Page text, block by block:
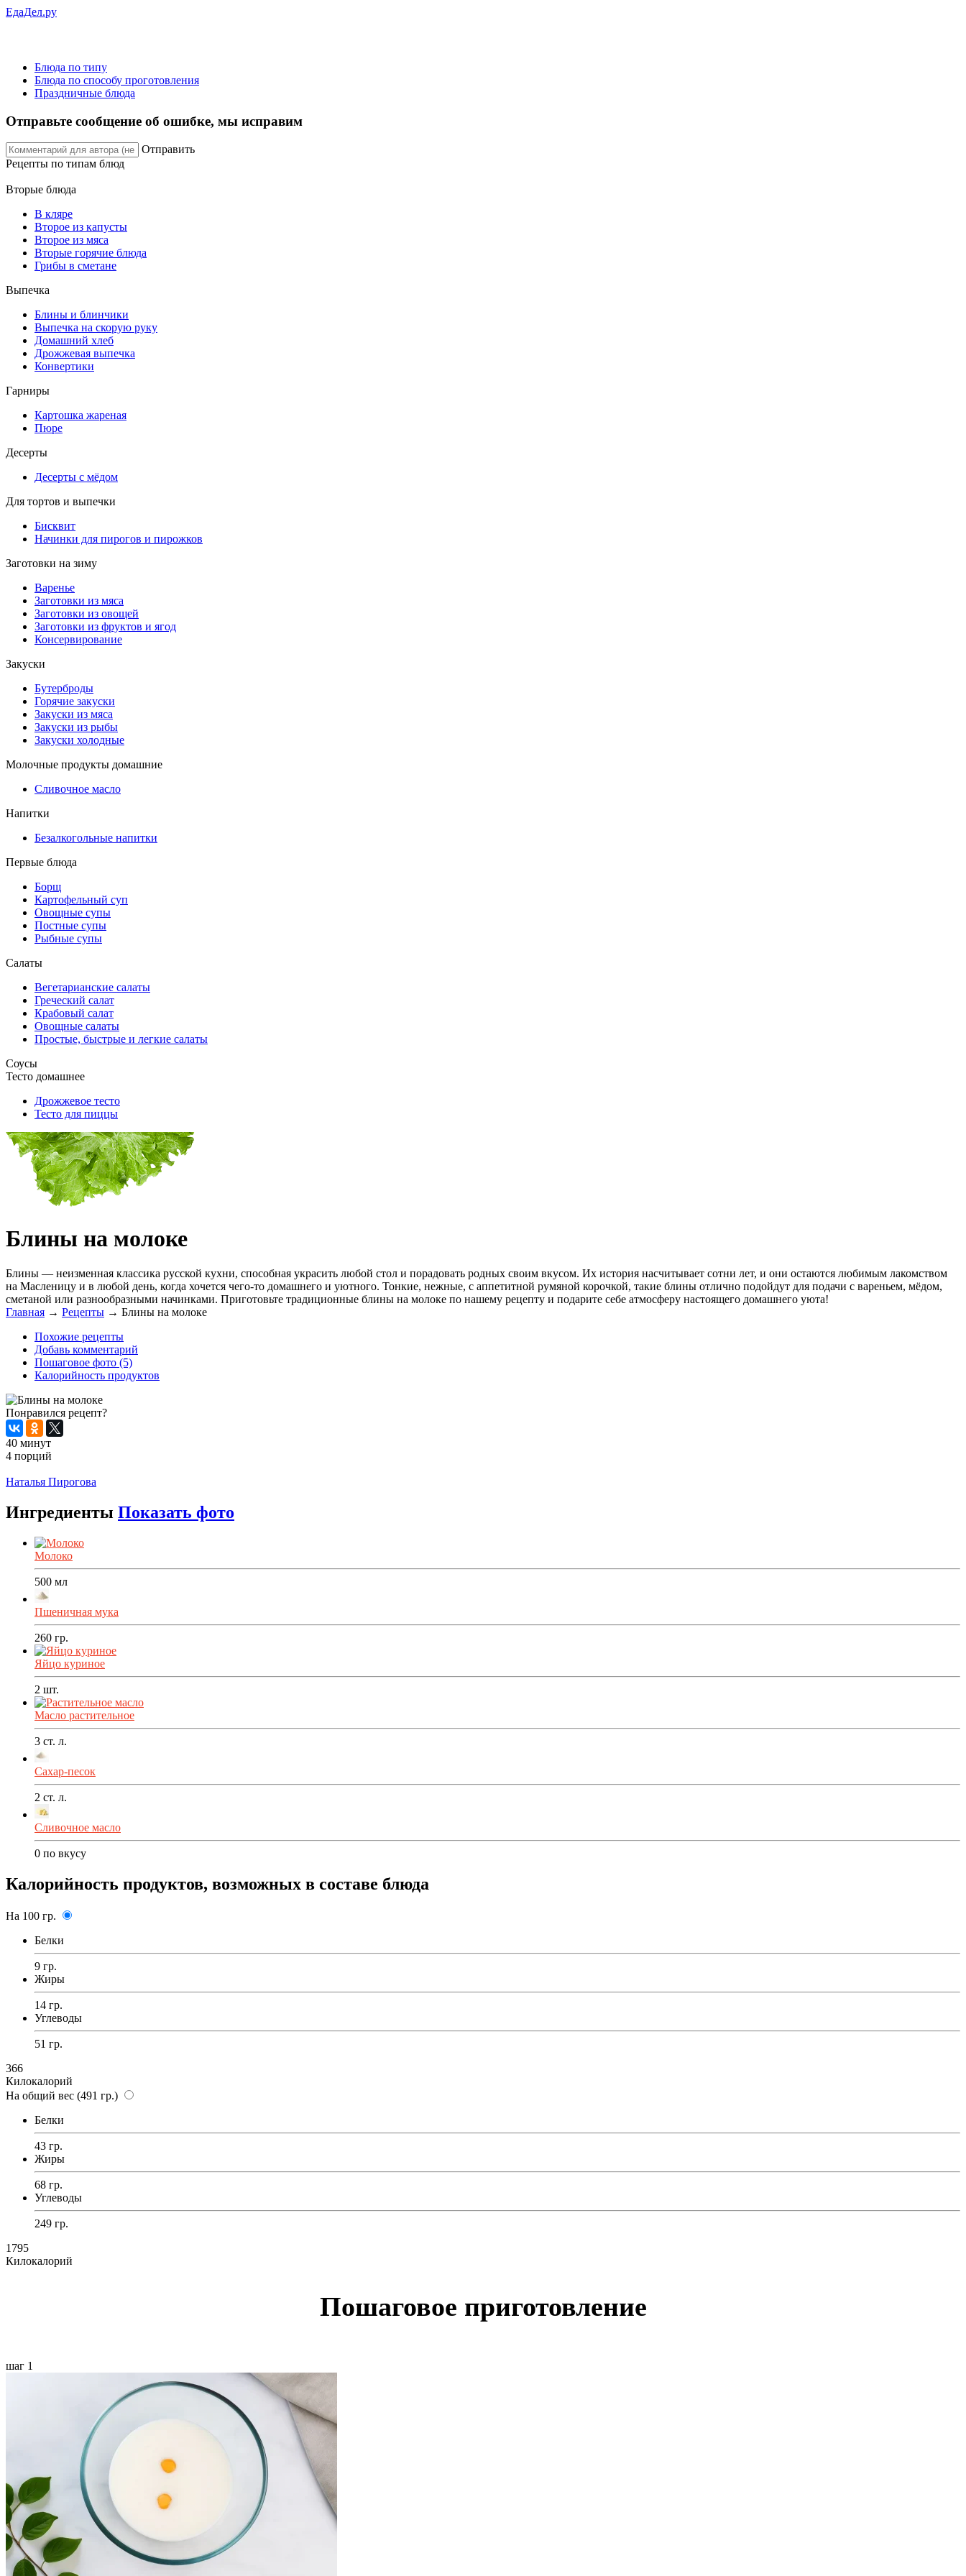
ЕдаДел.ру
Блюда по типу
Блюда по способу проготовления
Праздничные блюда
Отправьте сообщение об ошибке, мы исправим
Отправить
Рецепты по типам блюд
Вторые блюда
В кляре
Второе из капусты
Второе из мяса
Вторые горячие блюда
Грибы в сметане
Выпечка
Блины и блинчики
Выпечка на скорую руку
Домашний хлеб
Дрожжевая выпечка
Конвертики
Гарниры
Картошка жареная
Пюре
Десерты
Десерты с мёдом
Для тортов и выпечки
Бисквит
Начинки для пирогов и пирожков
Заготовки на зиму
Варенье
Заготовки из мяса
Заготовки из овощей
Заготовки из фруктов и ягод
Консервирование
Закуски
Бутерброды
Горячие закуски
Закуски из мяса
Закуски из рыбы
Закуски холодные
Молочные продукты домашние
Сливочное масло
Напитки
Безалкогольные напитки
Первые блюда
Борщ
Картофельный суп
Овощные супы
Постные супы
Рыбные супы
Салаты
Вегетарианские салаты
Греческий салат
Крабовый салат
Овощные салаты
Простые, быстрые и легкие салаты
Соусы
Тесто домашнее
Дрожжевое тесто
Тесто для пиццы
Блины на молоке
Блины — неизменная классика русской кухни, способная украсить любой стол и порадовать родных своим вкусом. Их история насчитывает сотни лет, и они остаются любимым лакомством
на Масленицу и в любой день, когда хочется чего-то домашнего и уютного. Тонкие, нежные, с аппетитной румяной корочкой, такие блины отлично подойдут для подачи с вареньем, мёдом,
сметаной или разнообразными начинками. Приготовьте традиционные блины на молоке по нашему рецепту и подарите себе атмосферу настоящего домашнего уюта!
Главная → Рецепты → Блины на молоке
Похожие рецепты
Добавь комментарий
Пошаговое фото (5)
Калорийность продуктов
Понравился рецепт?
40 минут
4 порций
Наталья Пирогова
Ингредиенты Показать фото
Молоко
500 мл
Пшеничная мука
260 гр.
Яйцо куриное
2 шт.
Масло растительное
3 ст. л.
Сахар-песок
2 ст. л.
Сливочное масло
0 по вкусу
Калорийность продуктов, возможных в составе блюда
На 100 гр.
Белки
9 гр.
Жиры
14 гр.
Углеводы
51 гр.
366
Килокалорий
На общий вес (491 гр.)
Белки
43 гр.
Жиры
68 гр.
Углеводы
249 гр.
1795
Килокалорий
Пошаговое приготовление
шаг 1